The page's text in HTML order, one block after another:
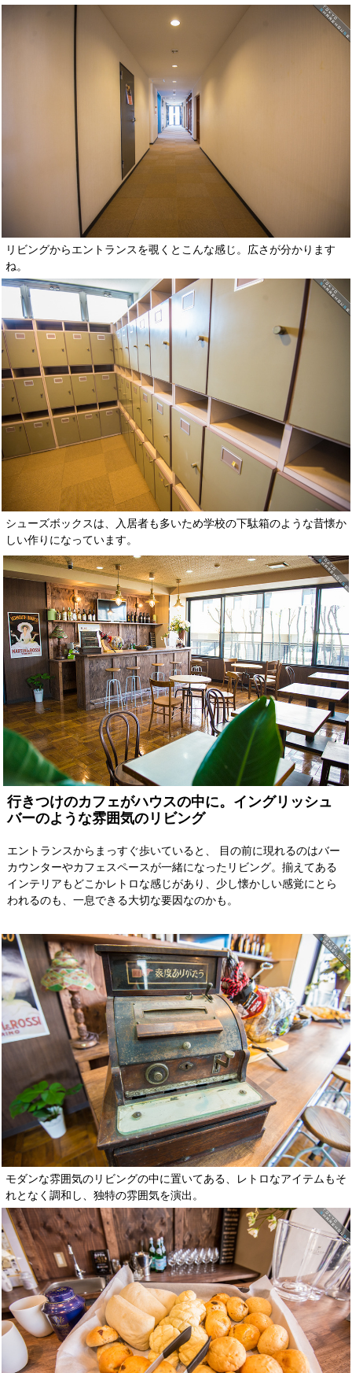
リビングからエントランスを覗くとこんな感じ。広さが分かります
ね。
シューズボックスは、入居者も多いため学校の下駄箱のような昔懐か
しい作りになっています。
行きつけのカフェがハウスの中に。イングリッシュ
バーのような雰囲気のリビング
エントランスからまっすぐ歩いていると、 目の前に現れるのはバー
カウンターやカフェスペースが一緒になったリビング。揃えてある
インテリアもどこかレトロな感じがあり、少し懐かしい感覚にとら
われるのも、一息できる大切な要因なのかも。
モダンな雰囲気のリビングの中に置いてある、レトロなアイテムもそ
れとなく調和し、独特の雰囲気を演出。